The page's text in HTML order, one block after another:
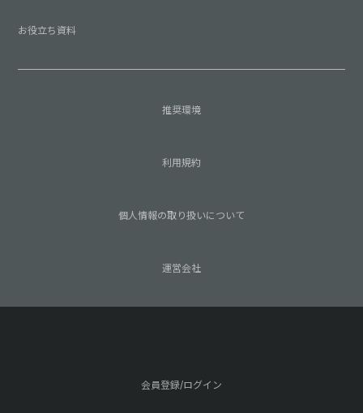
お役立ち資料
推奨環境
利用規約
個人情報の取り扱いについて
運営会社
会員登録/ログイン